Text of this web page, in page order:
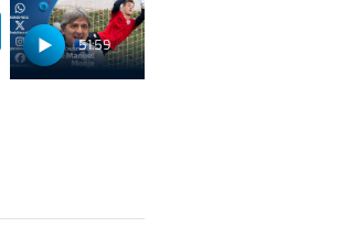
51:59